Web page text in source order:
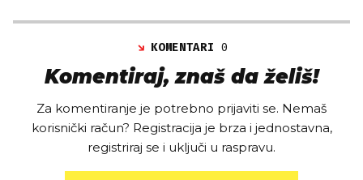
KOMENTARI0
Komentiraj, znaš da želiš!
Za komentiranje je potrebno prijaviti se. Nemaš
korisnički račun? Registracija je brza i jednostavna,
registriraj se i uključi u raspravu.